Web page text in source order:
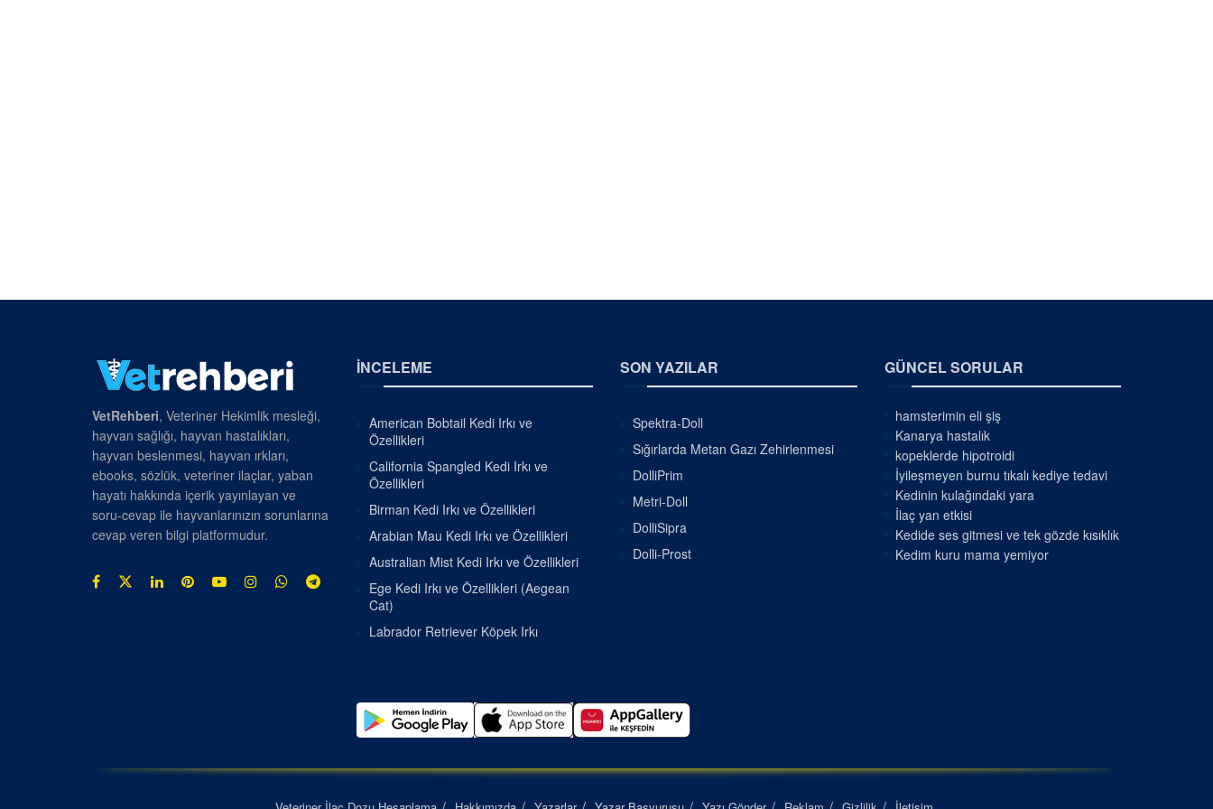
VetRehberi, Veteriner Hekimlik mesleği,
hayvan sağlığı, hayvan hastalıkları,
hayvan beslenmesi, hayvan ırkları,
ebooks, sözlük, veteriner ilaçlar, yaban
hayatı hakkında içerik yayınlayan ve
soru-cevap ile hayvanlarınızın sorunlarına
cevap veren bilgi platformudur.
İNCELEME
American Bobtail Kedi Irkı ve
Özellikleri
California Spangled Kedi Irkı ve
Özellikleri
Birman Kedi Irkı ve Özellikleri
Arabian Mau Kedi Irkı ve Özellikleri
Australian Mist Kedi Irkı ve Özellikleri
Ege Kedi Irkı ve Özellikleri (Aegean
Cat)
Labrador Retriever Köpek Irkı
SON YAZILAR
Spektra-Doll
Sığırlarda Metan Gazı Zehirlenmesi
DolliPrim
Metri-Doll
DolliSipra
Dolli-Prost
GÜNCEL SORULAR
hamsterimin eli şiş
Kanarya hastalık
kopeklerde hipotroidi
İyileşmeyen burnu tıkalı kediye tedavi
Kedinin kulağındaki yara
İlaç yan etkisi
Kedide ses gitmesi ve tek gözde kısıklık
Kedim kuru mama yemiyor